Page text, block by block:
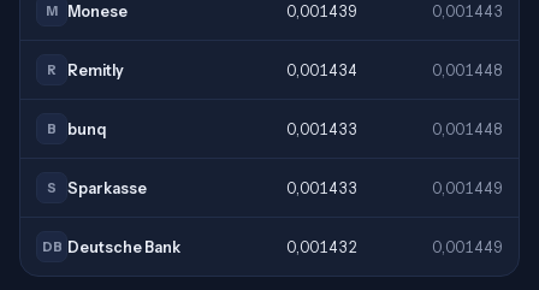
M Monese 0,001439 0,001443
R Remitly 0,001434 0,001448
B bunq 0,001433 0,001448
S Sparkasse 0,001433 0,001449
DB Deutsche Bank 0,001432 0,001449